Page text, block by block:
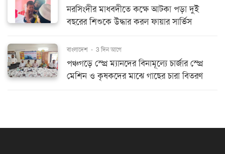
নরসিংদীর মাধবদীতে কক্ষে আটকা পড়া দুই
বছরের শিশুকে উদ্ধার করল ফায়ার সার্ভিস
বাংলাদেশ - 3 দিন আগে
পঞ্চগড়ে স্প্রে ম্যানদের বিনামূল্যে চার্জার স্প্রে
মেশিন ও কৃষকদের মাঝে গাছের চারা বিতরণ